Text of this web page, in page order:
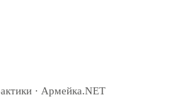
· Армейка.NET